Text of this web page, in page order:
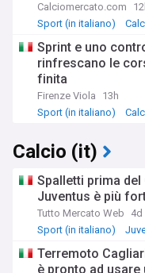
Calciomercato.com
Sport (in italiano)
Sprint e uno
rinfrescano le
finita
Firenze Viola
13h
Sport (in italiano)
Calcio (it)
Spalletti prima del
Juventus è più
Tutto Mercato Web
4d
Sport (in italiano)
Terremoto
è pronto ad